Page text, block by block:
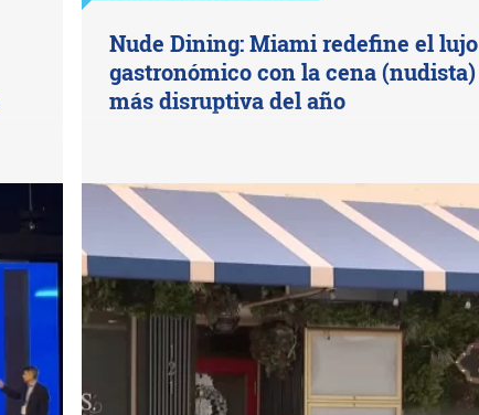
Nude Dining: Miami redefine el lujo
gastronómico con la cena (nudista)
más disruptiva del año